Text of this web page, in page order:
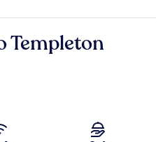
Templeton